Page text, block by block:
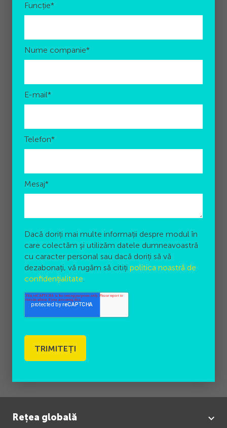
Funcție*
Nume companie*
E-mail*
Telefon*
Mesaj*
Dacă doriți mai multe informații despre modul în
care colectăm și utilizăm datele dumneavoastră
cu caracter personal sau dacă doriți să vă
dezabonați, vă rugăm să citiți politica noastră de
confidențialitate.
Rețea globală